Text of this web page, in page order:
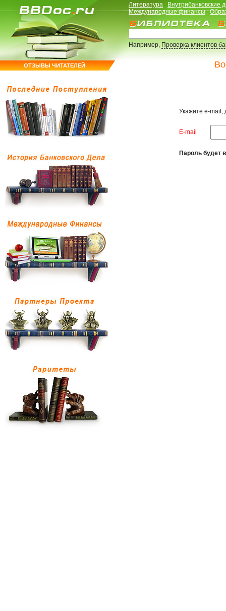
ОТЗЫВЫ ЧИТАТЕЛЕЙ
Литература
Внутрибанковские
Международные финансы
Например,Проверка клиентов
Укажите e-mail,
E-mail
Пароль будет